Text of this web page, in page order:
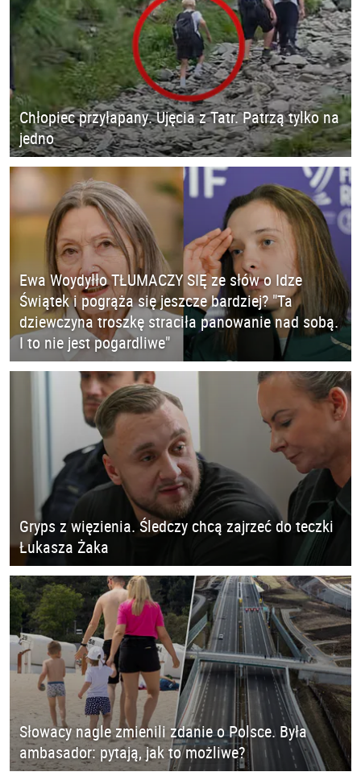
Chłopiec przyłapany. Ujęcia z Tatr. Patrzą tylko na
jedno
Ewa Woydyłło TŁUMACZY SIĘ ze słów o Idze
Świątek i pogrąża się jeszcze bardziej? "Ta
dziewczyna troszkę straciła panowanie nad sobą.
I to nie jest pogardliwe"
Gryps z więzienia. Śledczy chcą zajrzeć do teczki
Łukasza Żaka
Słowacy nagle zmienili zdanie o Polsce. Była
ambasador: pytają, jak to możliwe?